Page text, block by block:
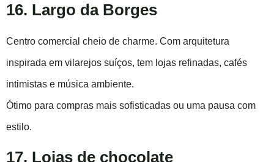
16. Largo da Borges
Centro comercial cheio de charme. Com arquitetura
inspirada em vilarejos suíços, tem lojas refinadas, cafés
intimistas e música ambiente.
Ótimo para compras mais sofisticadas ou uma pausa com
estilo.
17. Lojas de chocolate